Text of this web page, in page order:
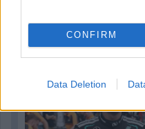
CONFIRM
Data Deletion
Montoya szerint